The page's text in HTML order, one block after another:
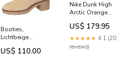
Booties,
Lichtbeige
Maat:35
US$ 110.00
Nike Dunk High
Arctic Orange
Size:EU 39
US$ 179.95
★★★★★ 4.1 (20
reviews)